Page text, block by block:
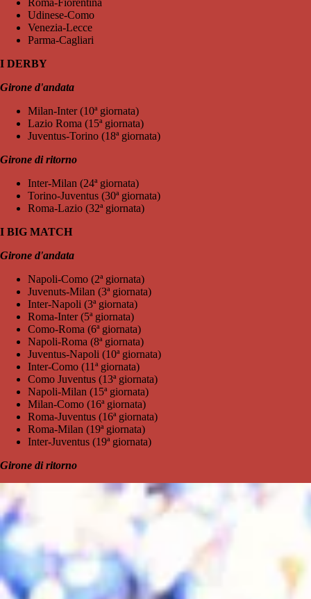
Roma-Fiorentina
Udinese-Como
Venezia-Lecce
Parma-Cagliari
I DERBY
Girone d'andata
Milan-Inter (10ª giornata)
Lazio Roma (15ª giornata)
Juventus-Torino (18ª giornata)
Girone di ritorno
Inter-Milan (24ª giornata)
Torino-Juventus (30ª giornata)
Roma-Lazio (32ª giornata)
I BIG MATCH
Girone d'andata
Napoli-Como (2ª giornata)
Juvenuts-Milan (3ª giornata)
Inter-Napoli (3ª giornata)
Roma-Inter (5ª giornata)
Como-Roma (6ª giornata)
Napoli-Roma (8ª giornata)
Juventus-Napoli (10ª giornata)
Inter-Como (11ª giornata)
Como Juventus (13ª giornata)
Napoli-Milan (15ª giornata)
Milan-Como (16ª giornata)
Roma-Juventus (16ª giornata)
Roma-Milan (19ª giornata)
Inter-Juventus (19ª giornata)
Girone di ritorno